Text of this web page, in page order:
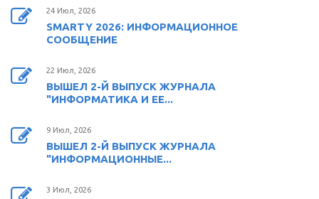
24 Июл, 2026
SMARTY 2026: ИНФОРМАЦИОННОЕ
СООБЩЕНИЕ
22 Июл, 2026
ВЫШЕЛ 2-Й ВЫПУСК ЖУРНАЛА
"ИНФОРМАТИКА И ЕЕ...
9 Июл, 2026
ВЫШЕЛ 2-Й ВЫПУСК ЖУРНАЛА
"ИНФОРМАЦИОННЫЕ...
3 Июл, 2026